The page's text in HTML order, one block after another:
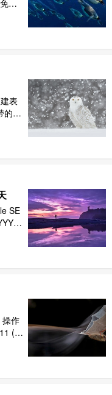
安
..
表
的默
得
SE
操作
(C
用